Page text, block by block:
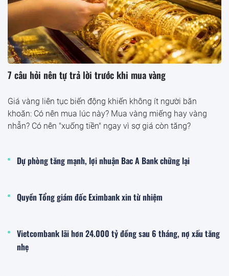
7 câu hỏi nên tự trả lời trước khi mua vàng
Giá vàng liên tục biến động khiến không ít người băn
khoăn: Có nên mua lúc này? Mua vàng miếng hay vàng
nhẫn? Có nên "xuống tiền" ngay vì sợ giá còn tăng?
Dự phòng tăng mạnh, lợi nhuận Bac A Bank chững lại
Quyền Tổng giám đốc Eximbank xin từ nhiệm
Vietcombank lãi hơn 24.000 tỷ đồng sau 6 tháng, nợ xấu tăng
nhẹ